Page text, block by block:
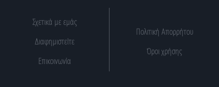
Σχετικά με εμάς
Διαφημιστείτε
Επικοινωνία
Πολιτική Απορρήτου
Όροι χρήσης